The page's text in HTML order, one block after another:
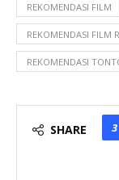
REKOMENDASI FILM
REKOMENDASI FILM
REKOMENDASI
SHARE 3